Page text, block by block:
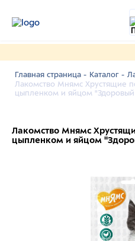
Главная страница - Каталог -
Лакомство Мнямс Хрустящие
цыпленком и яйцом "Здоровый
Лакомство Мнямс
цыпленком и яйцом